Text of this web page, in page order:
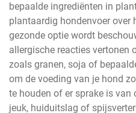
bepaalde ingrediënten in
plantaardig hondenvoer over
gezonde optie wordt
allergische reacties vertonen
zoals granen, soja of
om de voeding van je hond
te houden of er sprake is
jeuk, huiduitslag of